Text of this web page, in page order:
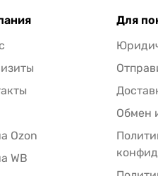
Ozon
WB
Для
Обмен